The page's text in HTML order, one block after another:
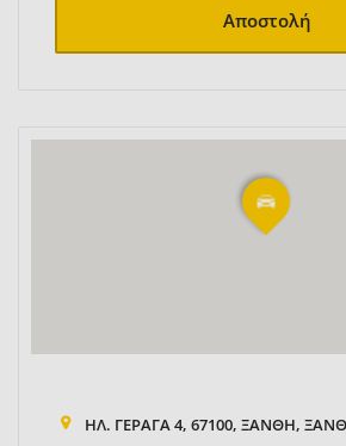
Αποστολή
ΗΛ. ΓΕΡΑΓΑ 4, 67100, ΞΑΝΘΗ,